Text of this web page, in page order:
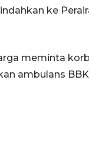
ke
meminta
ambulansBali